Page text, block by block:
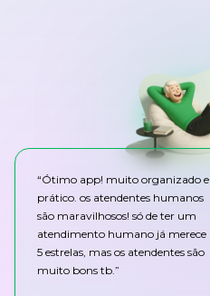
“Ótimo app! muito organizado e
prático. os atendentes humanos
são maravilhosos! só de ter um
atendimento humano já merece
5 estrelas, mas os atendentes são
muito bons tb.”